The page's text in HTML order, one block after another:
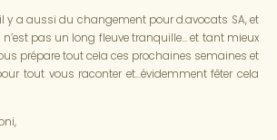
y a aussi du changement pour d.avocats SA, et
pas un long fleuve tranquille… et tant mieux
prépare tout cela ces prochaines semaines et
tout vous raconter et…évidemment fêter cela